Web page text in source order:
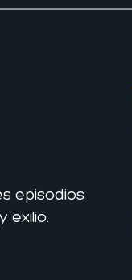
episodios
exilio.